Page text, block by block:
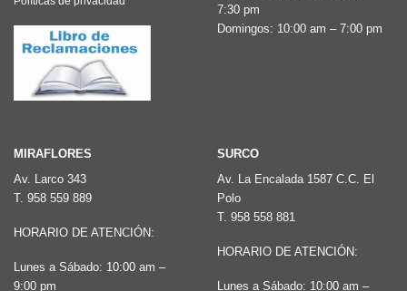
la
página
de
producto
7:30 pm
Domingos: 10:00 am – 7:00 pm
MIRAFLORES
Av. Larco 343
T. 958 559 889
HORARIO DE ATENCIÓN:
Lunes a Sábado: 10:00 am –
9:00 pm
SURCO
Av. La Encalada 1587 C.C. El
Polo
T. 958 558 881
HORARIO DE ATENCIÓN:
Lunes a Sábado: 10:00 am –